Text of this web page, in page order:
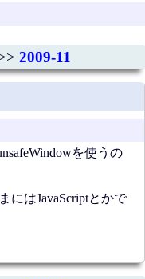
2009-11
を使うの
にはJavaScriptとかで